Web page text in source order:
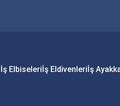
İş Elbiseleriİş Eldivenleriİş